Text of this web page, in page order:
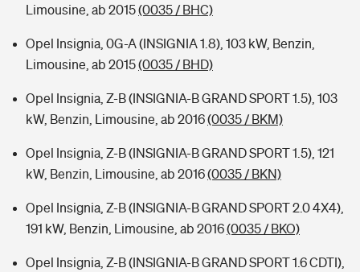
Limousine, ab 2015(0035 / BHC)
Opel Insignia, 0G-A (INSIGNIA 1.8), 103 kW, Benzin,
Limousine, ab 2015(0035 / BHD)
Opel Insignia, Z-B (INSIGNIA-B GRAND SPORT 1.5), 103
kW, Benzin, Limousine, ab 2016(0035 / BKM)
Opel Insignia, Z-B (INSIGNIA-B GRAND SPORT 1.5), 121
kW, Benzin, Limousine, ab 2016(0035 / BKN)
Opel Insignia, Z-B (INSIGNIA-B GRAND SPORT 2.0 4X4),
191 kW, Benzin, Limousine, ab 2016(0035 / BKO)
Opel Insignia, Z-B (INSIGNIA-B GRAND SPORT 1.6 CDTI),